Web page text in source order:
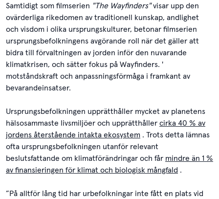
Samtidigt som filmserien "The Wayfinders"visar upp den
ovärderliga rikedomen av traditionell kunskap, andlighet
och visdom i olika ursprungskulturer, betonar filmserien
ursprungsbefolkningens avgörande roll när det gäller att
bidra till förvaltningen av jorden inför den nuvarande
klimatkrisen, och sätter fokus på Wayfinders. '
motståndskraft och anpassningsförmåga i framkant av
bevarandeinsatser.
Ursprungsbefolkningen upprätthåller mycket av planetens
hälsosammaste livsmiljöer och upprätthåller cirka 40 % av
jordens återstående intakta ekosystem . Trots detta lämnas
ofta ursprungsbefolkningen utanför relevant
beslutsfattande om klimatförändringar och får mindre än 1 %
av finansieringen för klimat och biologisk mångfald .
”På alltför lång tid har urbefolkningar inte fått en plats vid